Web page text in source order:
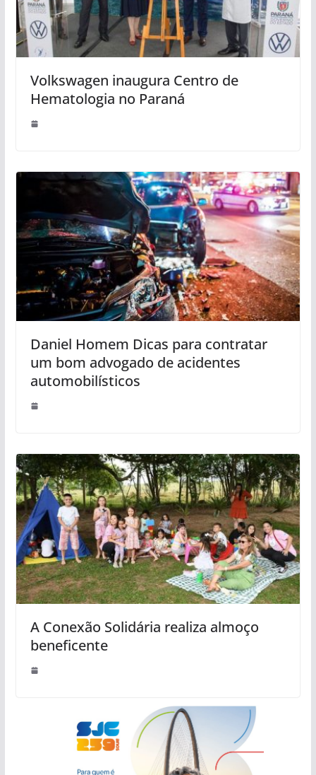
Volkswagen inaugura Centro de
Hematologia no Paraná
Daniel Homem Dicas para contratar
um bom advogado de acidentes
automobilísticos
A Conexão Solidária realiza almoço
beneficente